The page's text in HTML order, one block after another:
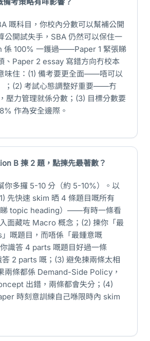
嘅科目，你校內分數可以幫補公開
開試失手，SBA 仍然可以保住一
係 100% 一鑊過——Paper 1 緊張睇
、Paper 2 essay 寫錯方向冇校本
味住：(1) 備考要更全面——唔可以
；(2) 考試心態調整好重要——冇
壓力管理就係分數；(3) 目標分數要
作為安全邊際。
B 揀 2 題，點揀先最著數？
你多攞 5-10 分（約 5-10%）。以
先快速 skim 晒 4 條題目嘅所有
topic heading）——有時一條看
面藏咗 Macro 概念；(2) 揀你「最
嘅題目，而唔係「最鍾意嘅
答 4 parts 嘅題目好過一條
2 parts 嘅；(3) 避免揀兩條太相
條都係 Demand-Side Policy，
出錯，兩條都會失分；(4)
時刻意訓練自己喺限時內 skim